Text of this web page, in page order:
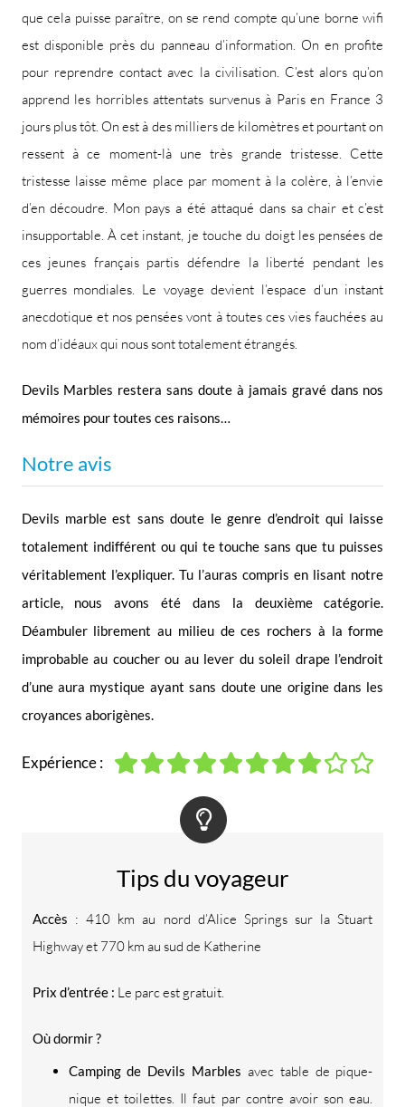
que cela puisse paraître, on se rend compte qu’une borne wifi
est disponible près du panneau d’information. On en profite
pour reprendre contact avec la civilisation. C’est alors qu’on
apprend les horribles attentats survenus à Paris en France 3
jours plus tôt. On est à des milliers de kilomètres et pourtant on
ressent à ce moment-là une très grande tristesse. Cette
tristesse laisse même place par moment à la colère, à l’envie
d’en découdre. Mon pays a été attaqué dans sa chair et c’est
insupportable. À cet instant, je touche du doigt les pensées de
ces jeunes français partis défendre la liberté pendant les
guerres mondiales. Le voyage devient l’espace d’un instant
anecdotique et nos pensées vont à toutes ces vies fauchées au
nom d’idéaux qui nous sont totalement étrangés.
Devils Marbles restera sans doute à jamais gravé dans nos
mémoires pour toutes ces raisons…
Notre avis
Devils marble est sans doute le genre d’endroit qui laisse
totalement indifférent ou qui te touche sans que tu puisses
véritablement l’expliquer. Tu l’auras compris en lisant notre
article, nous avons été dans la deuxième catégorie.
Déambuler librement au milieu de ces rochers à la forme
improbable au coucher ou au lever du soleil drape l’endroit
d’une aura mystique ayant sans doute une origine dans les
croyances aborigènes.
Expérience :
Tips du voyageur
Accès : 410 km au nord d’Alice Springs sur la Stuart
Highway et 770 km au sud de Katherine
Prix d’entrée : Le parc est gratuit.
Où dormir ?
Camping de Devils Marbles avec table de pique-
nique et toilettes. Il faut par contre avoir son eau.